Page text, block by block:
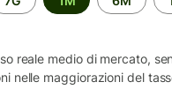
reale medio di mercato,
nelle maggiorazioni del